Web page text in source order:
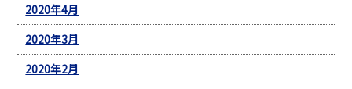
2020年4月
2020年3月
2020年2月